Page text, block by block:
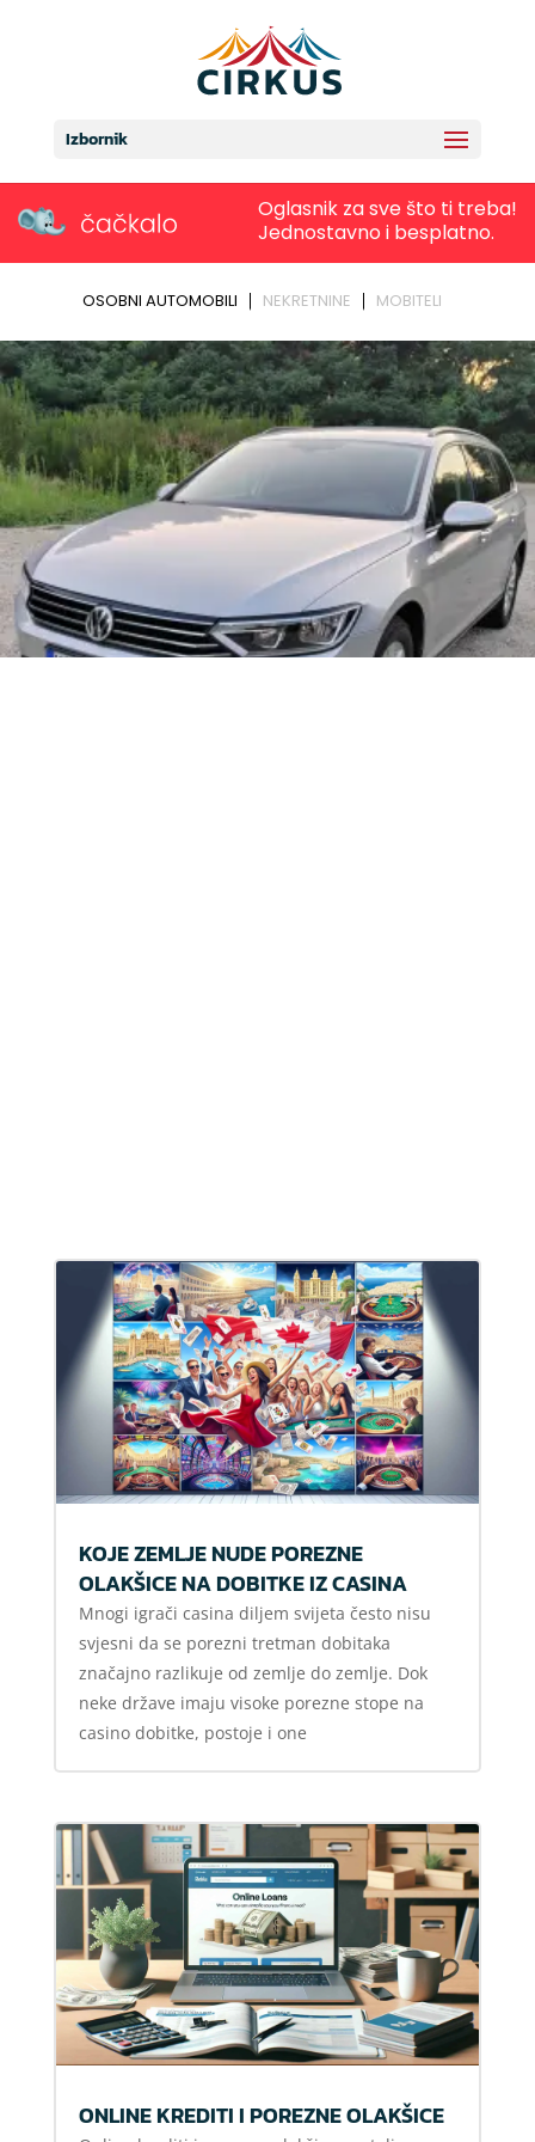
Izbornik
KOJE ZEMLJE NUDE POREZNE
OLAKŠICE NA DOBITKE IZ CASINA
Mnogi igrači casina diljem svijeta često nisu
svjesni da se porezni tretman dobitaka
značajno razlikuje od zemlje do zemlje. Dok
neke države imaju visoke porezne stope na
casino dobitke, postoje i one
ONLINE KREDITI I POREZNE OLAKŠICE